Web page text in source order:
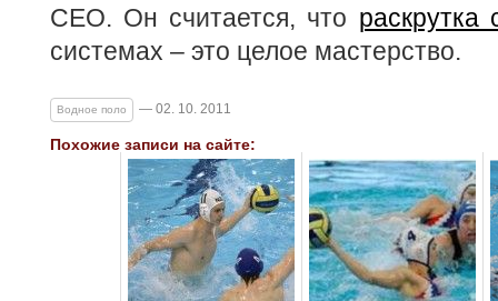
СЕО. Он считается, что раскрутка
системах – это целое мастерство.
Водное поло — 02. 10. 2011
Похожие записи на сайте: